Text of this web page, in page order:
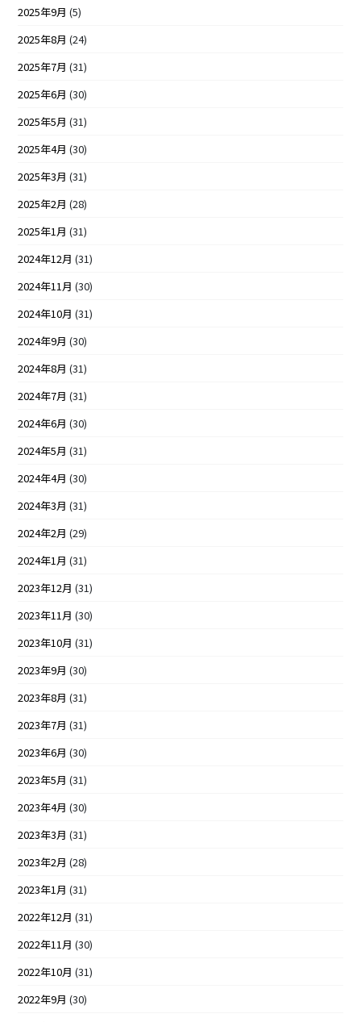
2025年9月 (5)
2025年8月 (24)
2025年7月 (31)
2025年6月 (30)
2025年5月 (31)
2025年4月 (30)
2025年3月 (31)
2025年2月 (28)
2025年1月 (31)
2024年12月 (31)
2024年11月 (30)
2024年10月 (31)
2024年9月 (30)
2024年8月 (31)
2024年7月 (31)
2024年6月 (30)
2024年5月 (31)
2024年4月 (30)
2024年3月 (31)
2024年2月 (29)
2024年1月 (31)
2023年12月 (31)
2023年11月 (30)
2023年10月 (31)
2023年9月 (30)
2023年8月 (31)
2023年7月 (31)
2023年6月 (30)
2023年5月 (31)
2023年4月 (30)
2023年3月 (31)
2023年2月 (28)
2023年1月 (31)
2022年12月 (31)
2022年11月 (30)
2022年10月 (31)
2022年9月 (30)